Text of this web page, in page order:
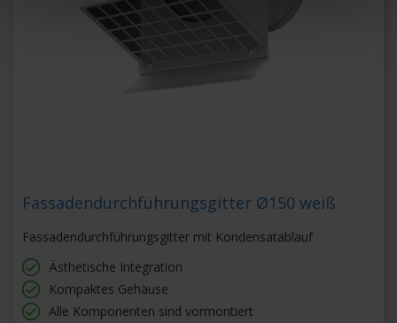
Fassadendurchführungsgitter Ø150 weiß
Fassadendurchführungsgitter mit Kondensatablauf
Ästhetische Integration
Kompaktes Gehäuse
Alle Komponenten sind vormontiert